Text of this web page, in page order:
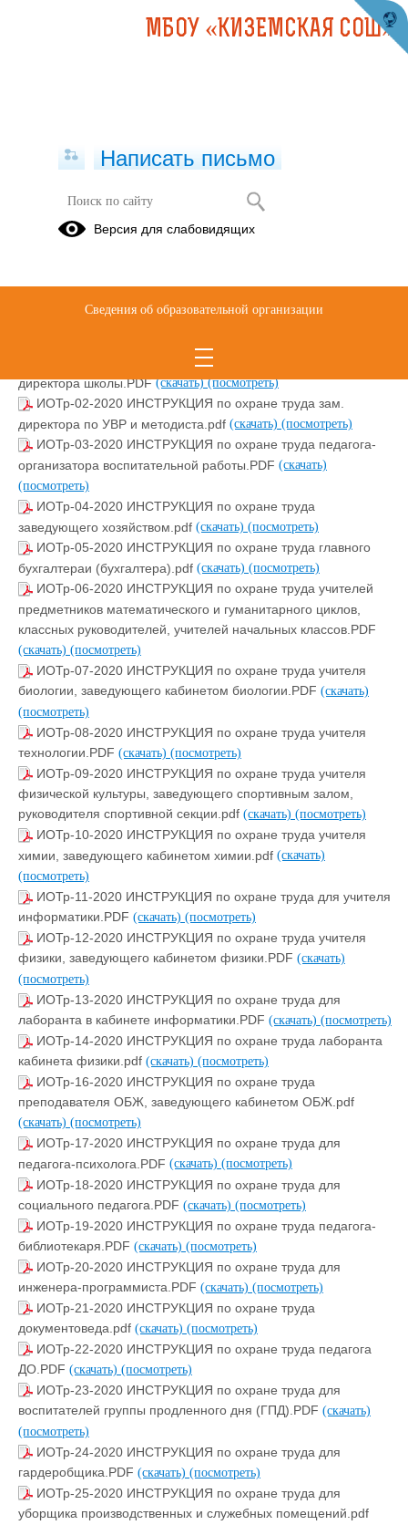
Охрана труда
работников
ИОТр-01-2020 ИНСТРУКЦИЯ по охране труда для
директора школы.PDF(скачать)(посмотреть)
ИОТр-02-2020 ИНСТРУКЦИЯ по охране труда зам.
директора по УВР и методиста.pdf (скачать) (посмотреть)
ИОТр-03-2020 ИНСТРУКЦИЯ по охране труда педагога-
организатора воспитательной работы.PDF (скачать)
(посмотреть)
ИОТр-04-2020 ИНСТРУКЦИЯ по охране труда
заведующего хозяйством.pdf (скачать) (посмотреть)
ИОТр-05-2020 ИНСТРУКЦИЯ по охране труда главного
бухгалтераи (бухгалтера).pdf (скачать) (посмотреть)
ИОТр-06-2020 ИНСТРУКЦИЯ по охране труда учителей
предметников математического и гуманитарного циклов,
классных руководителей, учителей начальных классов.PDF
(скачать) (посмотреть)
ИОТр-07-2020 ИНСТРУКЦИЯ по охране труда учителя
биологии, заведующего кабинетом биологии.PDF (скачать)
(посмотреть)
ИОТр-08-2020 ИНСТРУКЦИЯ по охране труда учителя
технологии.PDF (скачать) (посмотреть)
ИОТр-09-2020 ИНСТРУКЦИЯ по охране труда учителя
физической культуры, заведующего спортивным залом,
руководителя спортивной секции.pdf (скачать) (посмотреть)
ИОТр-10-2020 ИНСТРУКЦИЯ по охране труда учителя
химии, заведующего кабинетом химии.pdf (скачать)
(посмотреть)
ИОТр-11-2020 ИНСТРУКЦИЯ по охране труда для учителя
информатики.PDF (скачать) (посмотреть)
ИОТр-12-2020 ИНСТРУКЦИЯ по охране труда учителя
физики, заведующего кабинетом физики.PDF (скачать)
(посмотреть)
ИОТр-13-2020 ИНСТРУКЦИЯ по охране труда для
лаборанта в кабинете информатики.PDF (скачать) (посмотреть)
ИОТр-14-2020 ИНСТРУКЦИЯ по охране труда лаборанта
кабинета физики.pdf (скачать) (посмотреть)
ИОТр-16-2020 ИНСТРУКЦИЯ по охране труда
преподавателя ОБЖ, заведующего кабинетом ОБЖ.pdf
(скачать) (посмотреть)
ИОТр-17-2020 ИНСТРУКЦИЯ по охране труда для
педагога-психолога.PDF (скачать) (посмотреть)
ИОТр-18-2020 ИНСТРУКЦИЯ по охране труда для
социального педагога.PDF (скачать) (посмотреть)
ИОТр-19-2020 ИНСТРУКЦИЯ по охране труда педагога-
библиотекаря.PDF (скачать) (посмотреть)
ИОТр-20-2020 ИНСТРУКЦИЯ по охране труда для
инженера-программиста.PDF (скачать) (посмотреть)
ИОТр-21-2020 ИНСТРУКЦИЯ по охране труда
документоведа.pdf (скачать) (посмотреть)
ИОТр-22-2020 ИНСТРУКЦИЯ по охране труда педагога
ДО.PDF (скачать) (посмотреть)
ИОТр-23-2020 ИНСТРУКЦИЯ по охране труда для
воспитателей группы продленного дня (ГПД).PDF (скачать)
(посмотреть)
ИОТр-24-2020 ИНСТРУКЦИЯ по охране труда для
гардеробщика.PDF (скачать) (посмотреть)
ИОТр-25-2020 ИНСТРУКЦИЯ по охране труда для
уборщика производственных и служебных помещений.pdf
МБОУ «КИЗЕМСКАЯ СОШ»
Написать письмо
Версия для слабовидящих
Сведения об образовательной организации